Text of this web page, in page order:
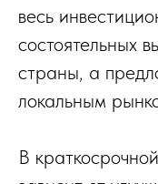
весь
состоятельных
страны, а
локальным
В